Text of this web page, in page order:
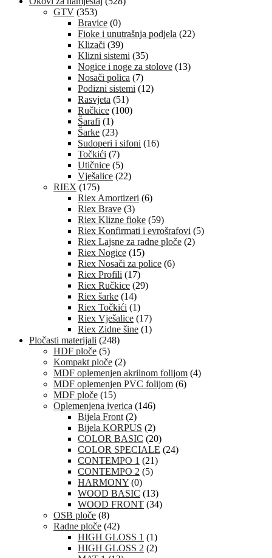
GTV (353)
Bravice (0)
Fioke i unutrašnja podjela (22)
Klizači (39)
Klizni sistemi (35)
Nogice i noge za stolove (13)
Nosači polica (7)
Podizni sistemi (12)
Rasvjeta (51)
Ručkice (100)
Šarafi (1)
Šarke (23)
Sudoperi i sifoni (16)
Točkići (7)
Utičnice (5)
Vješalice (22)
RIEX (175)
Riex Amortizeri (6)
Riex Brave (3)
Riex Klizne fioke (59)
Riex Konfirmati i evrošrafovi (5)
Riex Lajsne za radne ploče (2)
Riex Nogice (15)
Riex Nosači za police (6)
Riex Profili (17)
Riex Ručkice (29)
Riex šarke (14)
Riex Točkići (1)
Riex Vješalice (17)
Riex Zidne šine (1)
Pločasti materijali (248)
HDF ploče (5)
Kompakt ploče (2)
MDF oplemenjen akrilnom folijom (4)
MDF oplemenjen PVC folijom (6)
MDF ploče (15)
Oplemenjena iverica (146)
Bijela Front (2)
Bijela KORPUS (2)
COLOR BASIC (20)
COLOR SPECIALE (24)
CONTEMPO 1 (21)
CONTEMPO 2 (5)
HARMONY (0)
WOOD BASIC (13)
WOOD FRONT (34)
OSB ploče (8)
Radne ploče (42)
HIGH GLOSS 1 (1)
HIGH GLOSS 2 (2)